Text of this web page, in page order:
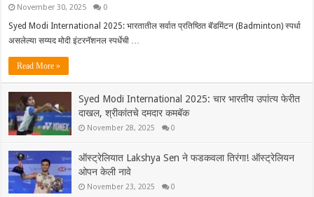
November 30, 2025 0
Syed Modi International 2025: भारतातील सर्वात प्रतिष्ठित बॅडमिंटन (Badminton) स्पर्धा
असलेल्या सय्यद मोदी इंटरनॅशनल स्पर्धेची …
Read More »
Syed Modi International 2025: चार भारतीय उपांत्य फेरीत
दाखल, श्रीकांतचे दमदार कमबॅक
November 28, 2025 0
ऑस्ट्रेलियात Lakshya Sen ने फडकवला तिरंगा! ऑस्ट्रेलियन
ओपन केली नावे
November 23, 2025 0